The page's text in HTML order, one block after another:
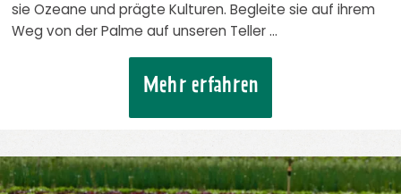
sie Ozeane und prägte Kulturen. Begleite sie auf ihrem
Weg von der Palme auf unseren Teller …
Mehr erfahren